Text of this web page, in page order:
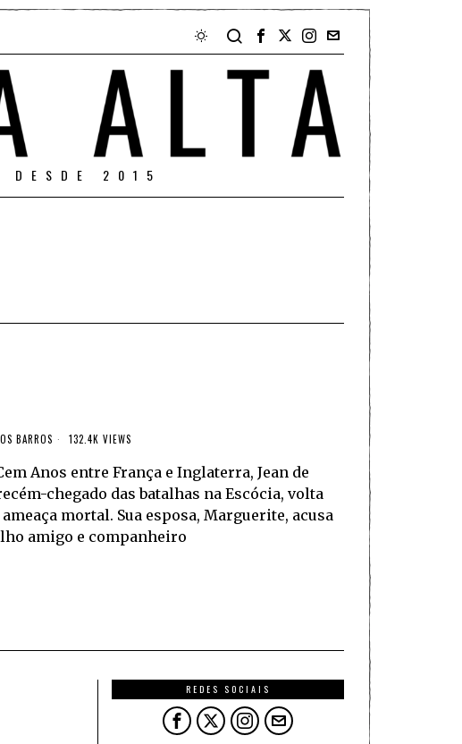
DESDE 2015
BARROS 132.4K VIEWS
Anos entre França e Inglaterra, Jean de
chegado das batalhas na Escócia, volta
mortal. Sua esposa, Marguerite, acusa
amigo e companheiro
REDES SOCIAIS